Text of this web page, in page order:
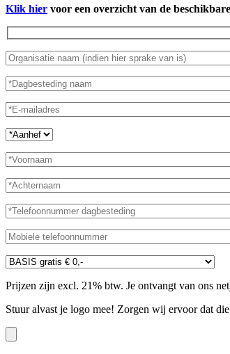
Klik hier voor een overzicht van de
Prijzen zijn excl. 21% btw. Je ontvangt van ons
Stuur alvast je logo mee! Zorgen wij ervoor dat